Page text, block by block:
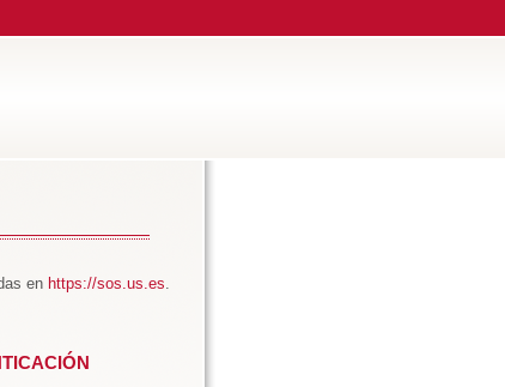
en https://sos.us.es.